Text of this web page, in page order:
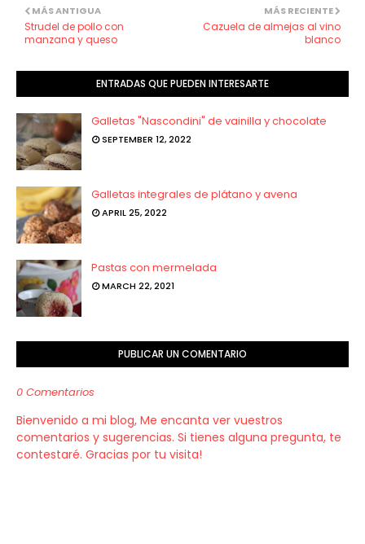
MÁS RECIENTE
Cazuela de almejas al vino
blanco
MÁS ANTIGUA
Strudel de pollo con
manzana y queso
ENTRADAS QUE PUEDEN INTERESARTE
Galletas "Nascondini" de vainilla y chocolate
SEPTEMBER 12, 2022
Galletas integrales de plátano y avena
APRIL 25, 2022
Pastas con mermelada
MARCH 22, 2021
PUBLICAR UN COMENTARIO
0 Comentarios
Bienvenido a mi blog, Me encanta ver vuestros
comentarios y sugerencias. Si tienes alguna pregunta, te
contestaré. Gracias por tu visita!